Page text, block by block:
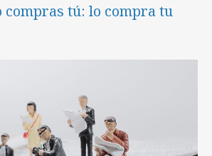
compras tú: lo compra tu